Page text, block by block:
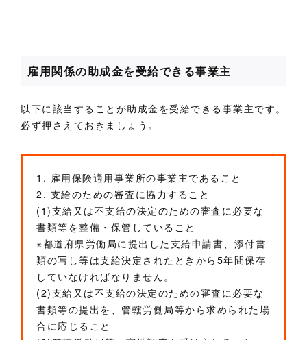
雇用関係の助成金を受給できる事業主
以下に該当することが助成金を受給できる事業主です。
必ず押さえておきましょう。
1. 雇用保険適用事業所の事業主であること
2. 支給のための審査に協力すること
(1)支給又は不支給の決定のための審査に必要な
書類等を整備・保管していること
※都道府県労働局に提出した支給申請書、添付書
類の写し等は支給決定されたときから5年間保存
していなければなりません。
(2)支給又は不支給の決定のための審査に必要な
書類等の提出を、管轄労働局等から求められた場
合に応じること